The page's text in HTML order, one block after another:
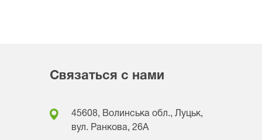
Связаться с нами
45608, Волинська обл., Луцьк,
вул. Ранкова, 26A